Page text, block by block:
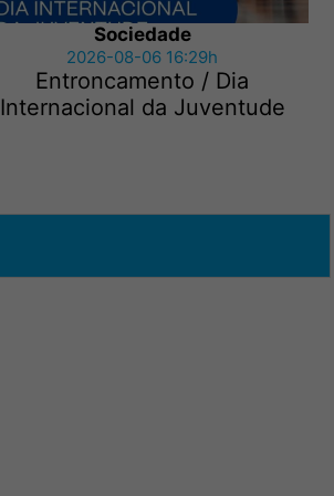
Sociedade
2026-08-06 16:29h
Entroncamento / Dia
Internacional da Juventude